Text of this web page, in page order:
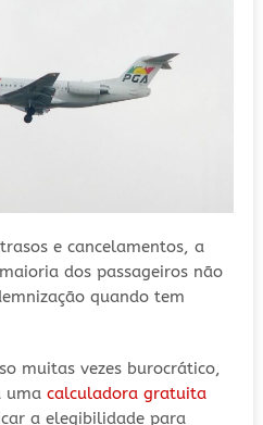
e cancelamentos, a
dos passageiros não
quando tem
muitas vezes burocrático,
uma calculadora gratuita
a elegibilidade para